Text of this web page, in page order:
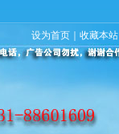
洁火爆预定中，电话：
设为首页 收藏本站